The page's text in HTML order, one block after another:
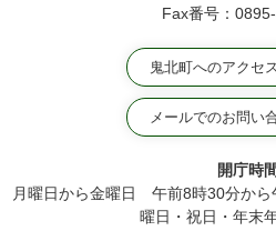
Fax番号：
鬼北町へのアクセ
メールでのお問い
開庁時間
月曜日から金曜日 午前8時30分から
曜日・祝日・年末